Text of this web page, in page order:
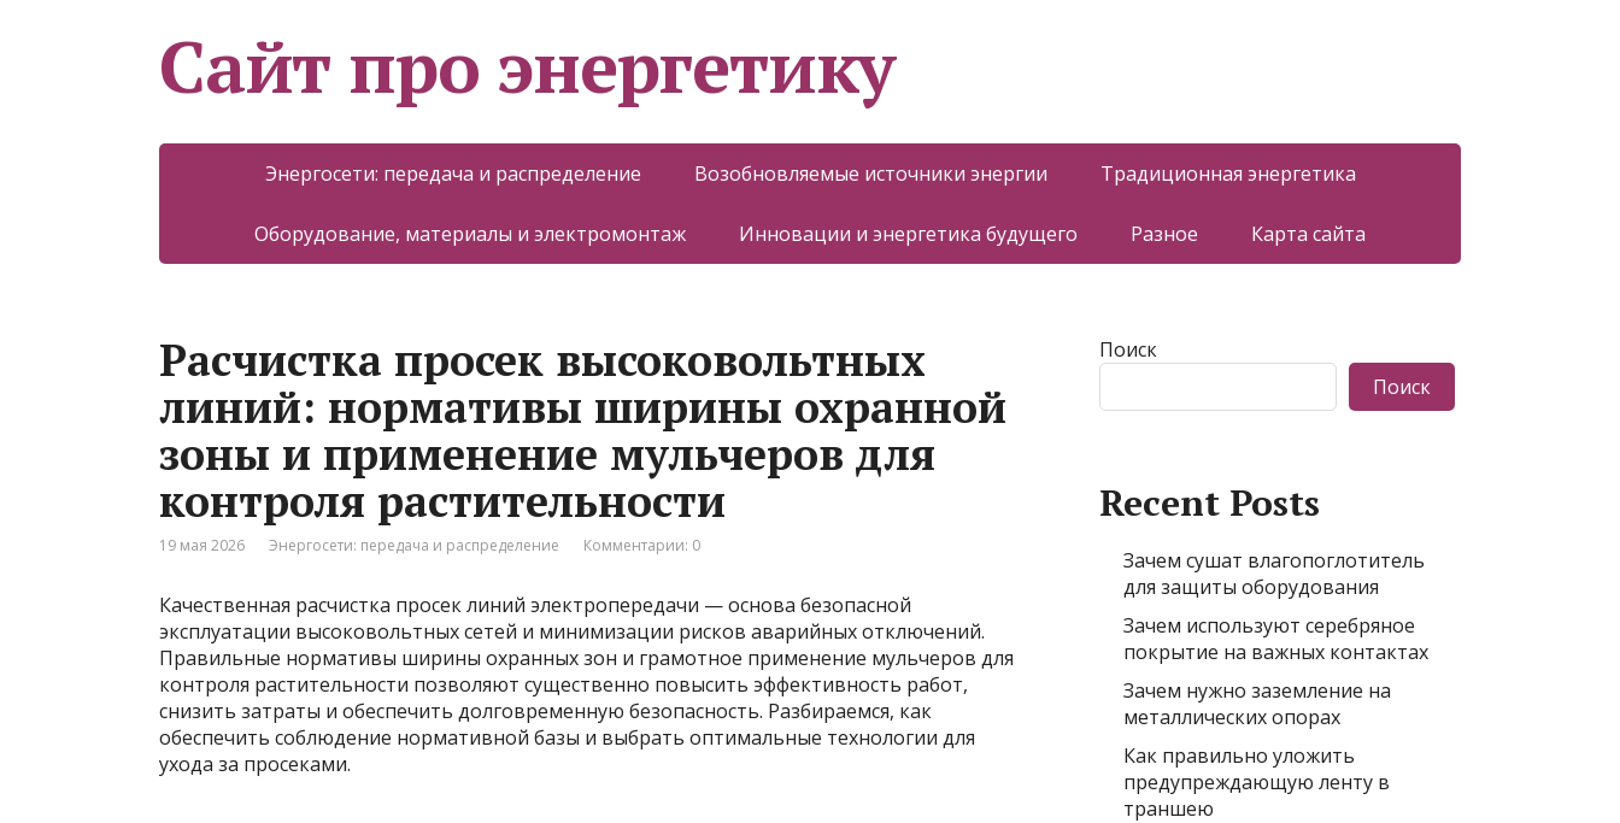
Сайт про энергетику
Энергосети: передача и распределение Возобновляемые источники энергии Традиционная энергетика
Оборудование, материалы и электромонтаж Инновации и энергетика будущего Разное Карта сайта
Расчистка просек высоковольтных
линий: нормативы ширины охранной
зоны и применение мульчеров для
контроля растительности
19 мая 2026 Энергосети: передача и распределение Комментарии: 0
Качественная расчистка просек линий электропередачи — основа безопасной
эксплуатации высоковольтных сетей и минимизации рисков аварийных отключений.
Правильные нормативы ширины охранных зон и грамотное применение мульчеров для
контроля растительности позволяют существенно повысить эффективность работ,
снизить затраты и обеспечить долговременную безопасность. Разбираемся, как
обеспечить соблюдение нормативной базы и выбрать оптимальные технологии для
ухода за просеками.
Поиск
Поиск
Recent Posts
Зачем сушат влагопоглотитель
для защиты оборудования
Зачем используют серебряное
покрытие на важных контактах
Зачем нужно заземление на
металлических опорах
Как правильно уложить
предупреждающую ленту в
траншею